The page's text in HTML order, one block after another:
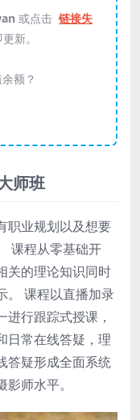
或点击 链接失
新。
额？
师班
职业规划以及想要
课程从零基础开
关的理论知识同时
。 课程以直播加录
行跟踪式授课，
日常在线答疑，理
答疑形成全面系统
师水平。